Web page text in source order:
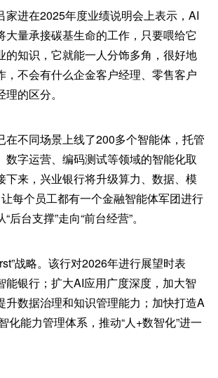
家进在2025年度业绩说明会上表示，AI
大量承接碳基生命的工作，只要喂给它
的知识，它就能一人分饰多角，很好地
，不会有什么企金客户经理、零售客户
的区分。
在不同场景上线了200多个智能体，托管
数字运营、编码测试等领域的智能化取
下来，兴业银行将升级算力、数据、模
每个员工都有一个金融智能体军团进行
后台支撑”走向“前台经营”。
战略。该行对2026年进行展望时表
能银行；扩大AI应用广度深度，加大智
升数据治理和知识管理能力；加快打造A
化能力管理体系，推动“人+数智化”进一